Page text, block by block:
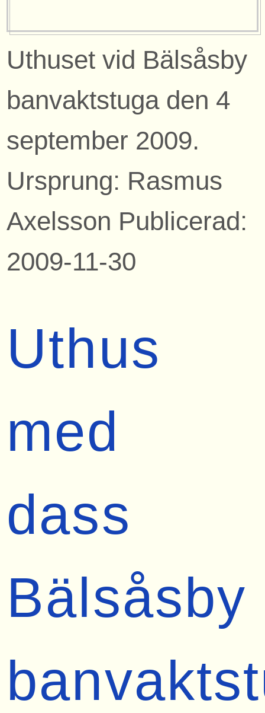
Uthuset vid Bälsåsby
banvaktstuga den 4
september 2009.
Ursprung: Rasmus
Axelsson Publicerad:
2009-11-30
Uthus
med
dass
Bälsåsby